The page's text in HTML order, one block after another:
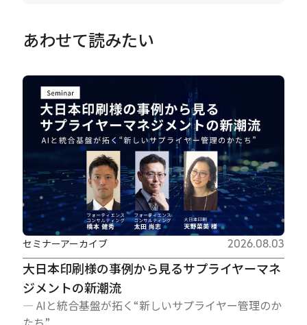
あわせて読みたい
大日本印刷様の事例から見るサプライヤーマネ
ジメントの新潮流
― AIと統合基盤が拓く“新しいサプライヤー管理のか
セミナーアーカイブ 2026.08.03